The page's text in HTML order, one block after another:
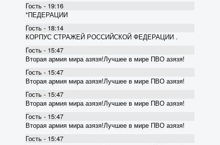
Гость - 19:16
*ПЕДЕРАЦИИ
Гость - 18:14
КОРПУС СТРАЖЕЙ РОССИЙСКОЙ ФЕДЕРАЦИИ .
Гость - 15:47
Вторая армия мира азязя!Лучшее в мире ПВО азязя!
Гость - 15:47
Вторая армия мира азязя!Лучшее в мире ПВО азязя!
Гость - 15:47
Вторая армия мира азязя!Лучшее в мире ПВО азязя!
Гость - 15:47
Вторая армия мира азязя!Лучшее в мире ПВО азязя!
Гость - 15:47